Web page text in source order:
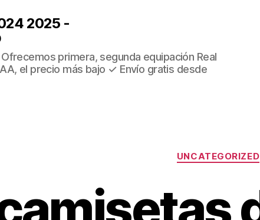
2025 -
primera, segunda equipación Real
el precio más bajo ✓ Envío gratis desde
UNCATEGORIZED